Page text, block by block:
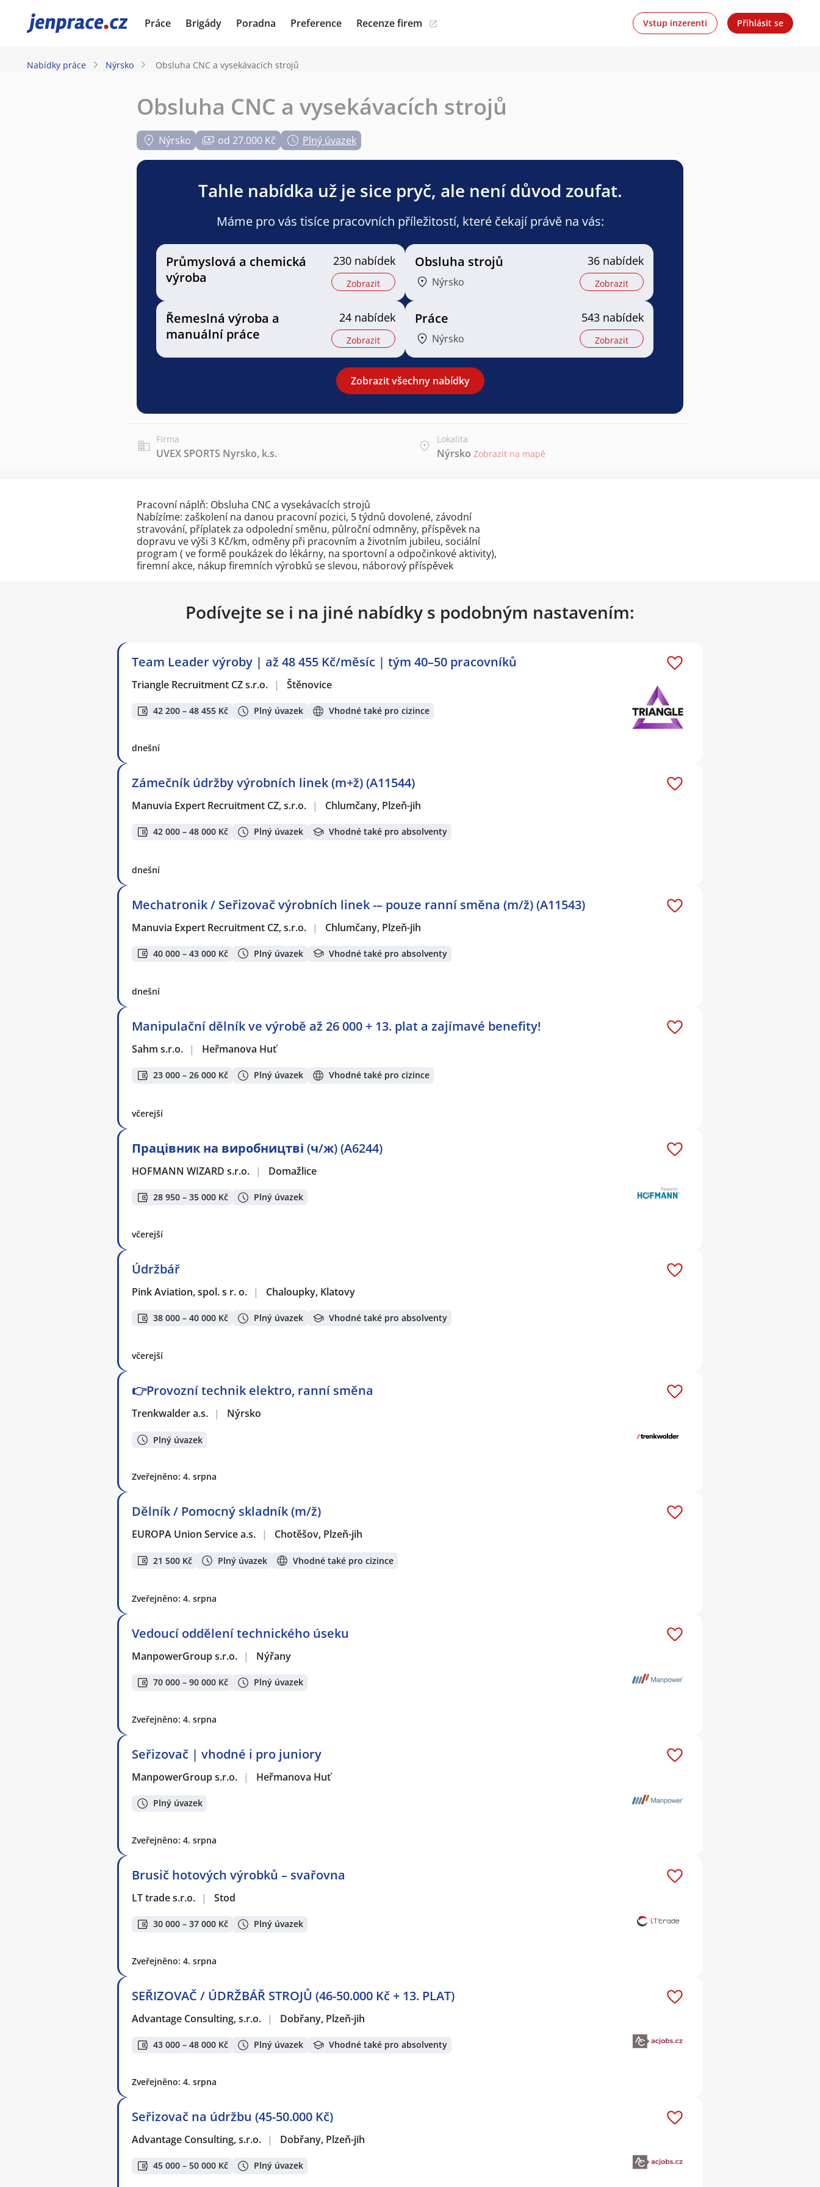
JenPráce.cz Práce Brigády Poradna Preference Recenze firem Vstup inzerenti Přihlásit se
Nabídky práce Nýrsko Obsluha CNC a vysekávacích strojů
Obsluha CNC a vysekávacích strojů
Nýrsko od 27.000 Kč Plný úvazek
Tahle nabídka už je sice pryč, ale není důvod zoufat.
Máme pro vás tisíce pracovních příležitostí, které čekají právě na vás:
Průmyslová a chemická
výroba
230 nabídek
Zobrazit
Obsluha strojů
Nýrsko
36 nabídek
Zobrazit
Řemeslná výroba a
manuální práce
24 nabídek
Zobrazit
Práce
Nýrsko
543 nabídek
Zobrazit
Zobrazit všechny nabídky
Firma
UVEX SPORTS Nyrsko, k.s.
Lokalita
Nýrsko Zobrazit na mapě
Pracovní náplň: Obsluha CNC a vysekávacích strojů
Nabízíme: zaškolení na danou pracovní pozici, 5 týdnů dovolené, závodní
stravování, příplatek za odpolední směnu, půlroční odmněny, příspěvek na
dopravu ve výši 3 Kč/km, odměny při pracovním a životním jubileu, sociální
program ( ve formě poukázek do lékárny, na sportovní a odpočinkové aktivity),
firemní akce, nákup firemních výrobků se slevou, náborový příspěvek
Podívejte se i na jiné nabídky s podobným nastavením:
Team Leader výroby | až 48 455 Kč/měsíc | tým 40–50 pracovníků
Triangle Recruitment CZ s.r.o. | Štěnovice
42 200 – 48 455 Kč Plný úvazek Vhodné také pro cizince
dnešní
Zámečník údržby výrobních linek (m+ž) (A11544)
Manuvia Expert Recruitment CZ, s.r.o. | Chlumčany, Plzeň-jih
42 000 – 48 000 Kč Plný úvazek Vhodné také pro absolventy
dnešní
Mechatronik / Seřizovač výrobních linek -– pouze ranní směna (m/ž) (A11543)
Manuvia Expert Recruitment CZ, s.r.o. | Chlumčany, Plzeň-jih
40 000 – 43 000 Kč Plný úvazek Vhodné také pro absolventy
dnešní
Manipulační dělník ve výrobě až 26 000 + 13. plat a zajímavé benefity!
Sahm s.r.o. | Heřmanova Huť
23 000 – 26 000 Kč Plný úvazek Vhodné také pro cizince
včerejší
Працівник на виробництві (ч/ж) (A6244)
HOFMANN WIZARD s.r.o. | Domažlice
28 950 – 35 000 Kč Plný úvazek
včerejší
Údržbář
Pink Aviation, spol. s r. o. | Chaloupky, Klatovy
38 000 – 40 000 Kč Plný úvazek Vhodné také pro absolventy
včerejší
👉Provozní technik elektro, ranní směna
Trenkwalder a.s. | Nýrsko
Plný úvazek
Zveřejněno: 4. srpna
Dělník / Pomocný skladník (m/ž)
EUROPA Union Service a.s. | Chotěšov, Plzeň-jih
21 500 Kč Plný úvazek Vhodné také pro cizince
Zveřejněno: 4. srpna
Vedoucí oddělení technického úseku
ManpowerGroup s.r.o. | Nýřany
70 000 – 90 000 Kč Plný úvazek
Zveřejněno: 4. srpna
Seřizovač | vhodné i pro juniory
ManpowerGroup s.r.o. | Heřmanova Huť
Plný úvazek
Zveřejněno: 4. srpna
Brusič hotových výrobků – svařovna
LT trade s.r.o. | Stod
30 000 – 37 000 Kč Plný úvazek
Zveřejněno: 4. srpna
SEŘIZOVAČ / ÚDRŽBÁŘ STROJŮ (46-50.000 Kč + 13. PLAT)
Advantage Consulting, s.r.o. | Dobřany, Plzeň-jih
43 000 – 48 000 Kč Plný úvazek Vhodné také pro absolventy
Zveřejněno: 4. srpna
Seřizovač na údržbu (45-50.000 Kč)
Advantage Consulting, s.r.o. | Dobřany, Plzeň-jih
45 000 – 50 000 Kč Plný úvazek